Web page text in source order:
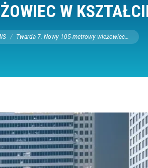
W
Twarda 7. Nowy 105-metrowy wieżowiec…